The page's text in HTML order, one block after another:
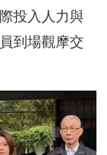
投入人力與
到場觀摩交